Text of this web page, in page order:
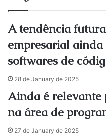
A tendência
empresarial
softwares de
28 de January de 2025
Ainda é relevante
na área de
27 de January de 2025